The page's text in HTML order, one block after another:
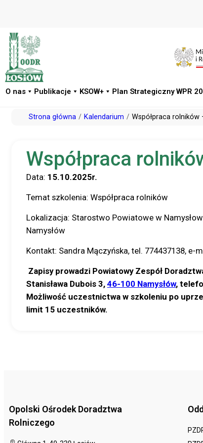
Przejdź
O nas Publikacje KSOW+ Plan Strategiczny WPR
Strona główna Kalendarium Współpraca rolników
Współpraca
Data: 15.10.2025r.
Temat szkolenia: Współpraca rolników
Lokalizacja: Starostwo Powiatowe w
Namysłów
Kontakt: Sandra Mączyńska, tel. 774437138, e-
Zapisy prowadzi Powiatowy Zespół
Stanisława Dubois 3, 46-100 Namysłów,
Możliwość uczestnictwa w szkoleniu po
limit 15 uczestników.
Opolski Ośrodek Doradztwa
Rolniczego